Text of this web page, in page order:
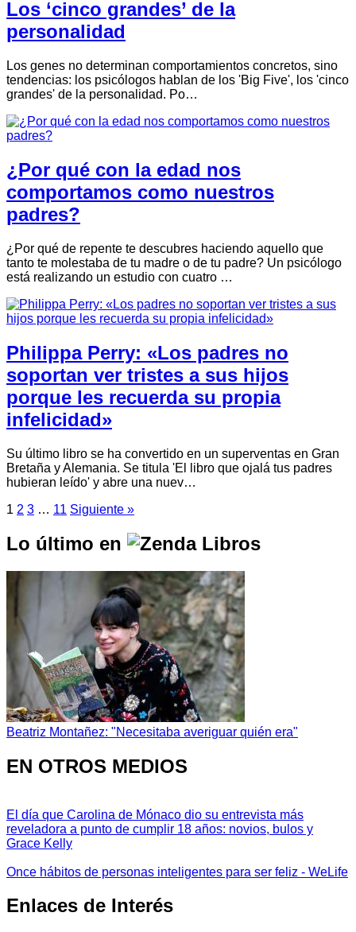
Los ‘cinco grandes’ de la
personalidad
Los genes no determinan comportamientos concretos, sino
tendencias: los psicólogos hablan de los 'Big Five', los 'cinco
grandes' de la personalidad. Po…
¿Por qué con la edad nos
comportamos como nuestros
padres?
¿Por qué de repente te descubres haciendo aquello que
tanto te molestaba de tu madre o de tu padre? Un psicólogo
está realizando un estudio con cuatro …
Philippa Perry: «Los padres no
soportan ver tristes a sus hijos
porque les recuerda su propia
infelicidad»
Su último libro se ha convertido en un superventas en Gran
Bretaña y Alemania. Se titula 'El libro que ojalá tus padres
hubieran leído' y abre una nuev…
1 2 3 … 11 Siguiente »
Lo último en
Beatriz Montañez: "Necesitaba averiguar quién era"
EN OTROS MEDIOS
El día que Carolina de Mónaco dio su entrevista más
reveladora a punto de cumplir 18 años: novios, bulos y
Grace Kelly
Once hábitos de personas inteligentes para ser feliz - WeLife
Enlaces de Interés